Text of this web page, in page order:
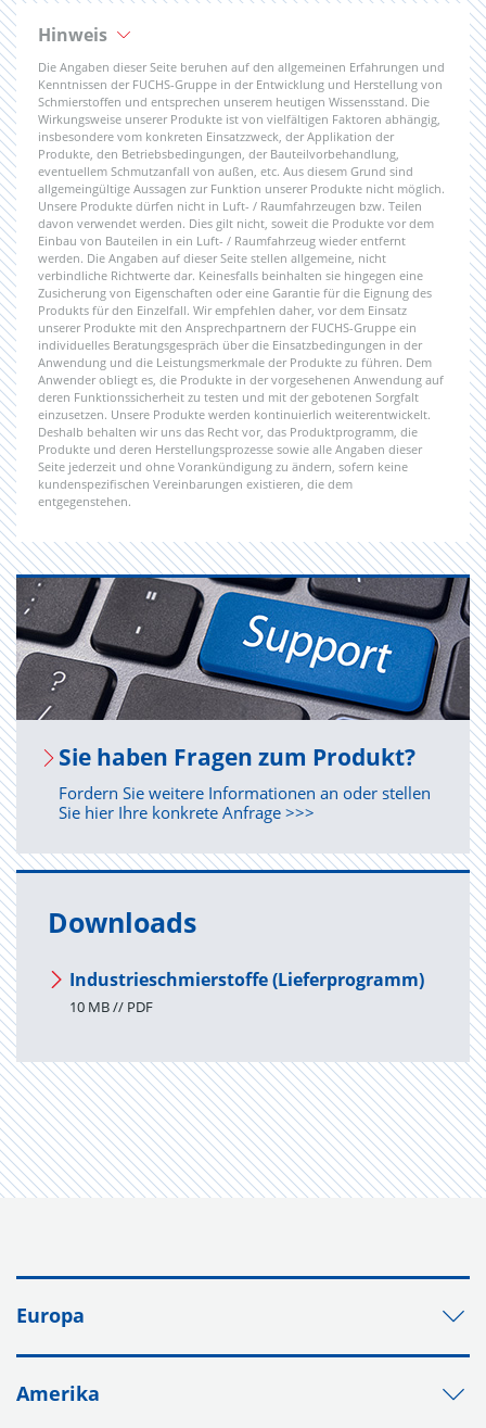
Hinweis
Die Angaben dieser Seite beruhen auf den allgemeinen Erfahrungen und
Kenntnissen der FUCHS-Gruppe in der Entwicklung und Herstellung von
Schmierstoffen und entsprechen unserem heutigen Wissensstand. Die
Wirkungsweise unserer Produkte ist von vielfältigen Faktoren abhängig,
insbesondere vom konkreten Einsatzzweck, der Applikation der
Produkte, den Betriebsbedingungen, der Bauteilvorbehandlung,
eventuellem Schmutzanfall von außen, etc. Aus diesem Grund sind
allgemeingültige Aussagen zur Funktion unserer Produkte nicht möglich.
Unsere Produkte dürfen nicht in Luft- / Raumfahrzeugen bzw. Teilen
davon verwendet werden. Dies gilt nicht, soweit die Produkte vor dem
Einbau von Bauteilen in ein Luft- / Raumfahrzeug wieder entfernt
werden. Die Angaben auf dieser Seite stellen allgemeine, nicht
verbindliche Richtwerte dar. Keinesfalls beinhalten sie hingegen eine
Zusicherung von Eigenschaften oder eine Garantie für die Eignung des
Produkts für den Einzelfall. Wir empfehlen daher, vor dem Einsatz
unserer Produkte mit den Ansprechpartnern der FUCHS-Gruppe ein
individuelles Beratungsgespräch über die Einsatzbedingungen in der
Anwendung und die Leistungsmerkmale der Produkte zu führen. Dem
Anwender obliegt es, die Produkte in der vorgesehenen Anwendung auf
deren Funktionssicherheit zu testen und mit der gebotenen Sorgfalt
einzusetzen. Unsere Produkte werden kontinuierlich weiterentwickelt.
Deshalb behalten wir uns das Recht vor, das Produktprogramm, die
Produkte und deren Herstellungsprozesse sowie alle Angaben dieser
Seite jederzeit und ohne Vorankündigung zu ändern, sofern keine
kundenspezifischen Vereinbarungen existieren, die dem
entgegenstehen.
Sie haben Fra­gen zum Pro­dukt?
Fordern Sie weitere Informationen an oder stellen
Sie hier Ihre konkrete Anfrage >>>
Downloads
Industrieschmierstoffe (Lieferprogramm)
10 MB // PDF
Europa
Amerika